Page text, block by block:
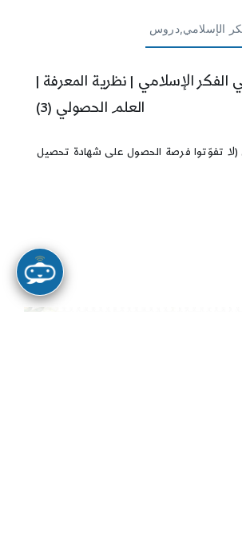
الإسلامي,دروس
الفكر الإسلامي | نظرية المعرفة |
العلم الحصولي (3)
(لا تفوّتوا فرصة الحصول على شهادة تحصيل